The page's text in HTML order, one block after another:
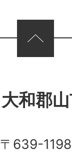
大和郡
〒639-1198